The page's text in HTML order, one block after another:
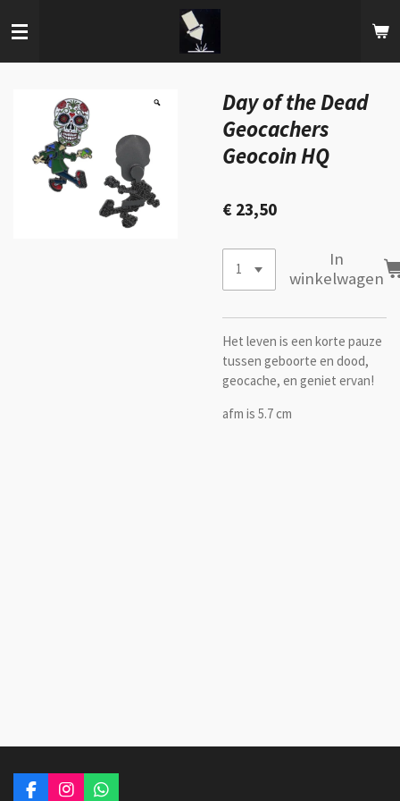
direct
hoofdinhoud
Day of the Dead
Geocachers
Geocoin HQ
€ 23,50
In
winkelwagen
Het leven is een korte pauze
tussen geboorte en dood,
geocache, en geniet ervan!
afm is 5.7 cm
F I W